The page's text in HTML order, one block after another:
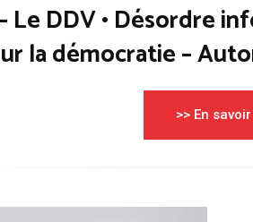
Le DDV • Désordre
la démocratie –
>> En